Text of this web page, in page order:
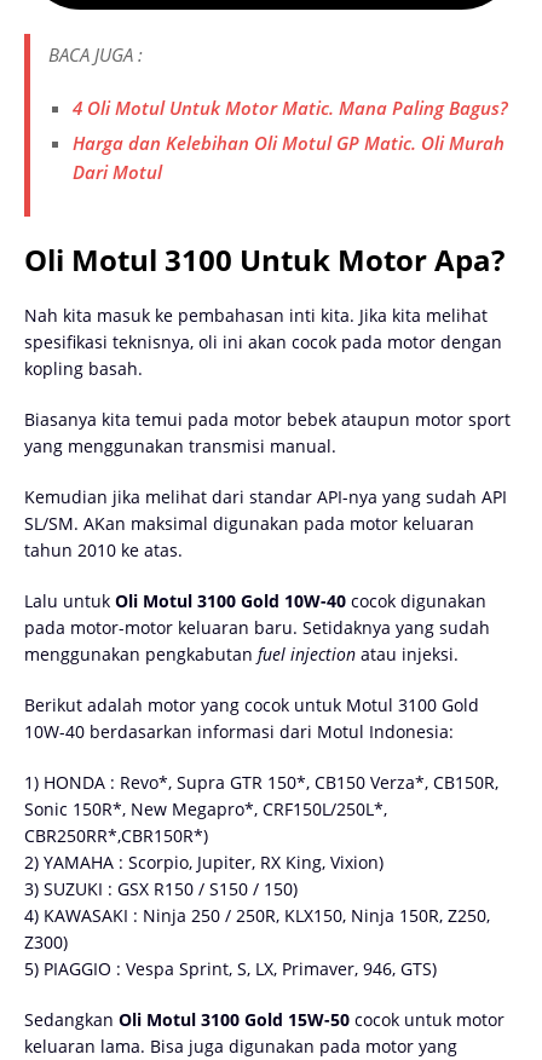
BACA JUGA :
4 Oli Motul Untuk Motor Matic. Mana Paling Bagus?
Harga dan Kelebihan Oli Motul GP Matic. Oli Murah
Dari Motul
Oli Motul 3100 Untuk Motor Apa?
Nah kita masuk ke pembahasan inti kita. Jika kita melihat
spesifikasi teknisnya, oli ini akan cocok pada motor dengan
kopling basah.
Biasanya kita temui pada motor bebek ataupun motor sport
yang menggunakan transmisi manual.
Kemudian jika melihat dari standar API-nya yang sudah API
SL/SM. AKan maksimal digunakan pada motor keluaran
tahun 2010 ke atas.
Lalu untuk Oli Motul 3100 Gold 10W-40 cocok digunakan
pada motor-motor keluaran baru. Setidaknya yang sudah
menggunakan pengkabutan fuel injection atau injeksi.
Berikut adalah motor yang cocok untuk Motul 3100 Gold
10W-40 berdasarkan informasi dari Motul Indonesia:
1) HONDA : Revo*, Supra GTR 150*, CB150 Verza*, CB150R,
Sonic 150R*, New Megapro*, CRF150L/250L*,
CBR250RR*,CBR150R*)
2) YAMAHA : Scorpio, Jupiter, RX King, Vixion)
3) SUZUKI : GSX R150 / S150 / 150)
4) KAWASAKI : Ninja 250 / 250R, KLX150, Ninja 150R, Z250,
Z300)
5) PIAGGIO : Vespa Sprint, S, LX, Primaver, 946, GTS)
Sedangkan Oli Motul 3100 Gold 15W-50 cocok untuk motor
keluaran lama. Bisa juga digunakan pada motor yang